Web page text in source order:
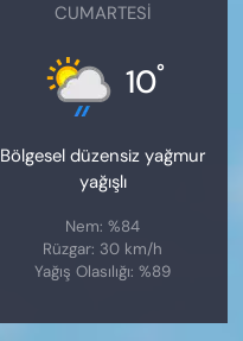
CUMARTESI
10°
Bölgesel düzensiz yağmur
yağışlı
Nem: %84
Rüzgar: 30 km/h
Yağış Olasılığı: %89